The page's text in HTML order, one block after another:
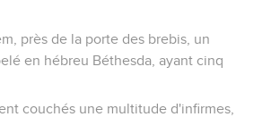
près de la porte des brebis, un
en hébreu Béthesda, ayant cinq
couchés une multitude d'infirmes,